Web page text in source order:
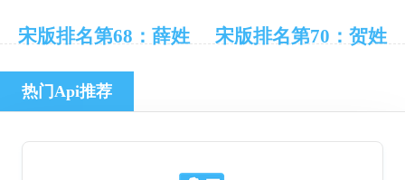
宋版排名第68：薛姓 宋版排名第70：贺姓
热门Api推荐